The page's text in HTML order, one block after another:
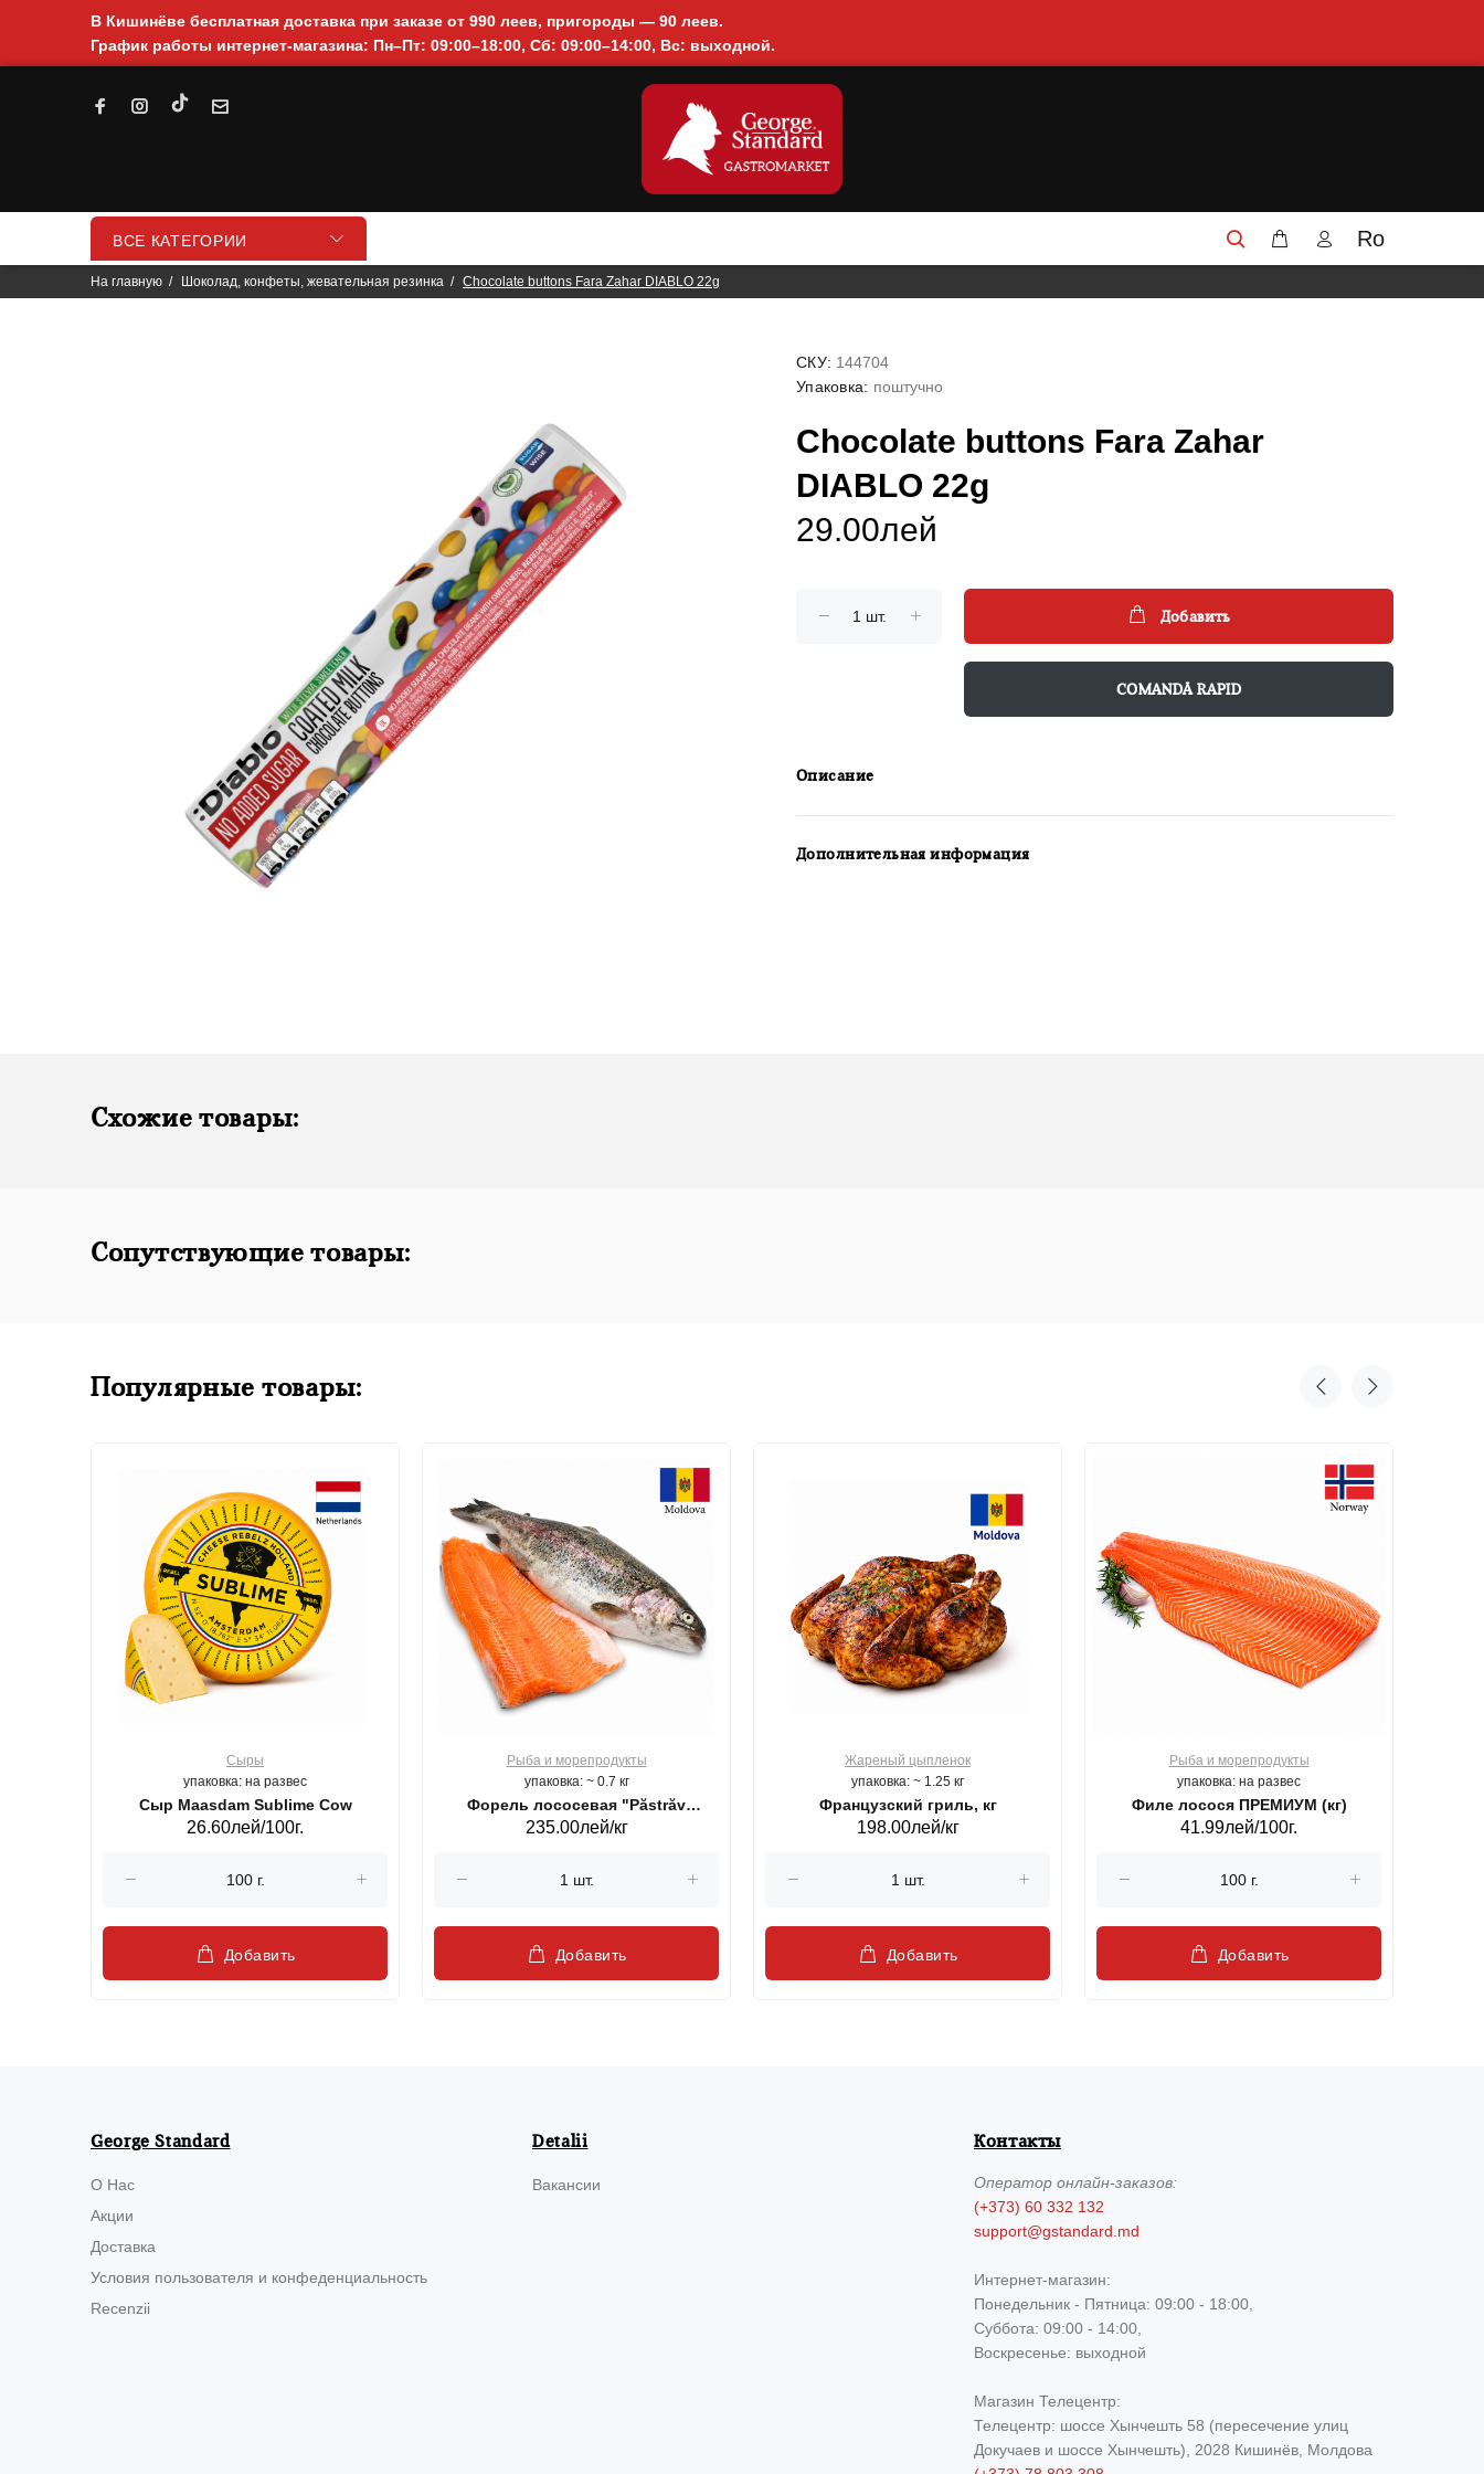
В Кишинёве бесплатная доставка при заказе от 990 леев, пригороды — 90 леев.
График работы интернет-магазина: Пн–Пт: 09:00–18:00, Сб: 09:00–14:00, Вс: выходной.
ВСЕ КАТЕГОРИИ Ro
На главную Шоколад, конфеты, жевательная резинка Chocolate buttons Fara Zahar DIABLO 22g
СКУ: 144704
Упаковка: поштучно
Chocolate buttons Fara Zahar
DIABLO 22g
29.00лей
Добавить
COMANDĂ RAPID
Описание
Дополнительная информация
Схожие товары:
Сопутствующие товары:
Популярные товары:
Сыры
упаковка: на развес
Сыр Maasdam Sublime Cow
26.60лей/100г.
Добавить
Рыба и морепродукты
упаковка: ~ 0.7 кг
Форель лососевая "Păstrăv
Moldovenesc"
235.00лей/кг
Добавить
Жареный цыпленок
упаковка: ~ 1.25 кг
Французский гриль, кг
198.00лей/кг
Добавить
Рыба и морепродукты
упаковка: на развес
Филе лосося ПРЕМИУМ (кг)
41.99лей/100г.
Добавить
George Standard
О Нас
Акции
Доставка
Условия пользователя и конфеденциальность
Recenzii
Detalii
Вакансии
Контакты
Операторонлайн-заказов:
(+373) 60 332 132
support@gstandard.md
Интернет-магазин:
Понедельник - Пятница: 09:00 - 18:00,
Суббота: 09:00 - 14:00,
Воскресенье: выходной
Магазин Телецентр:
Телецентр: шоссе Хынчешть 58 (пересечение улиц
Докучаев и шоссе Хынчешть), 2028 Кишинёв, Молдова